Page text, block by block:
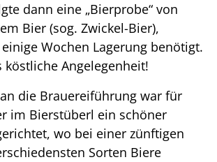
dann eine „Bierprobe“ von
Bier (sog. Zwickel-Bier),
Wochen Lagerung benötigt.
köstliche Angelegenheit!
die Brauereiführung war für
im Bierstüberl ein schöner
wo bei einer zünftigen
Sorten Biere